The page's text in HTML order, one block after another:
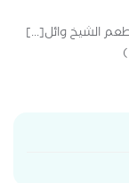
الشيخ وائل[...]
)